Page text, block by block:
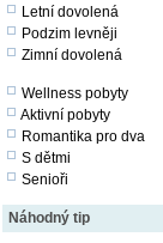
Letní dovolená
Podzim levněji
Zimní dovolená
Wellness pobyty
Aktivní pobyty
Romantika pro dva
S dětmi
Senioři
Náhodný tip